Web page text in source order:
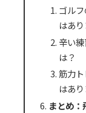
ゴル
はあ
辛い
は？
筋力
はあ
まとめ